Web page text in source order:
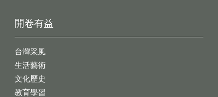
開卷有益
台灣采風
生活藝術
文化歷史
教育學習